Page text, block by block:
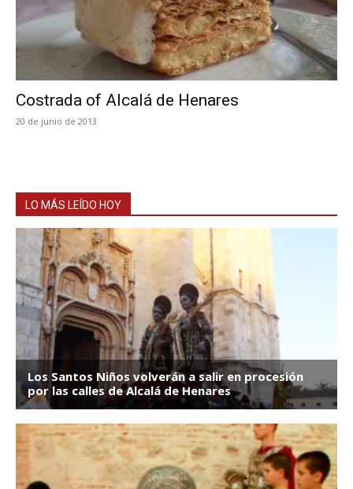
Costrada of Alcalá de Henares
20 de junio de 2013
LO MÁS LEÍDO HOY